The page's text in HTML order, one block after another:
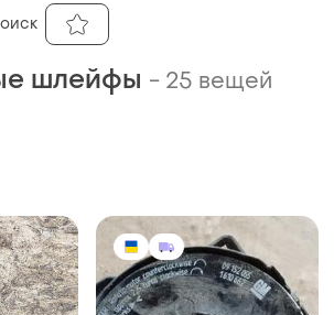
шлейфы - 25 вещей